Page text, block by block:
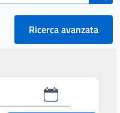
Ricerca avanzata